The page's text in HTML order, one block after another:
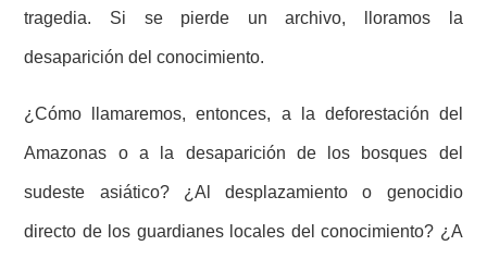
tragedia. Si se pierde un archivo, lloramos la
desaparición del conocimiento.
¿Cómo llamaremos, entonces, a la deforestación del
Amazonas o a la desaparición de los bosques del
sudeste asiático? ¿Al desplazamiento o genocidio
directo de los guardianes locales del conocimiento? ¿A